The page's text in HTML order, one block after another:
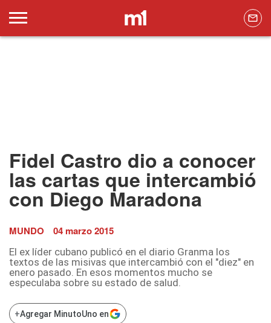
Fidel Castro dio a conocer
las cartas que intercambió
con Diego Maradona
MUNDO 04 marzo 2015
El ex líder cubano publicó en el diario Granma los
textos de las misivas que intercambió con el "diez" en
enero pasado. En esos momentos mucho se
especulaba sobre su estado de salud.
+Agregar MinutoUno en